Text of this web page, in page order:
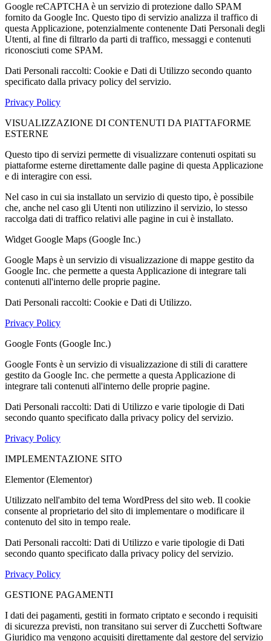
Google reCAPTCHA è un servizio di protezione dallo SPAM
fornito da Google Inc. Questo tipo di servizio analizza il traffico di
questa Applicazione, potenzialmente contenente Dati Personali degli
Utenti, al fine di filtrarlo da parti di traffico, messaggi e contenuti
riconosciuti come SPAM.
Dati Personali raccolti: Cookie e Dati di Utilizzo secondo quanto
specificato dalla privacy policy del servizio.
Privacy Policy
VISUALIZZAZIONE DI CONTENUTI DA PIATTAFORME
ESTERNE
Questo tipo di servizi permette di visualizzare contenuti ospitati su
piattaforme esterne direttamente dalle pagine di questa Applicazione
e di interagire con essi.
Nel caso in cui sia installato un servizio di questo tipo, è possibile
che, anche nel caso gli Utenti non utilizzino il servizio, lo stesso
raccolga dati di traffico relativi alle pagine in cui è installato.
Widget Google Maps (Google Inc.)
Google Maps è un servizio di visualizzazione di mappe gestito da
Google Inc. che permette a questa Applicazione di integrare tali
contenuti all'interno delle proprie pagine.
Dati Personali raccolti: Cookie e Dati di Utilizzo.
Privacy Policy
Google Fonts (Google Inc.)
Google Fonts è un servizio di visualizzazione di stili di carattere
gestito da Google Inc. che permette a questa Applicazione di
integrare tali contenuti all'interno delle proprie pagine.
Dati Personali raccolti: Dati di Utilizzo e varie tipologie di Dati
secondo quanto specificato dalla privacy policy del servizio.
Privacy Policy
IMPLEMENTAZIONE SITO
Elementor (Elementor)
Utilizzato nell'ambito del tema WordPress del sito web. Il cookie
consente al proprietario del sito di implementare o modificare il
contenuto del sito in tempo reale.
Dati Personali raccolti: Dati di Utilizzo e varie tipologie di Dati
secondo quanto specificato dalla privacy policy del servizio.
Privacy Policy
GESTIONE PAGAMENTI
I dati dei pagamenti, gestiti in formato criptato e secondo i requisiti
di sicurezza previsti, non transitano sui server di Zucchetti Software
Giuridico ma vengono acquisiti direttamente dal gestore del servizio